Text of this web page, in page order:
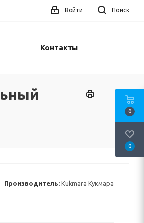
Поиск
Войти
Контакты
Производитель: Kukmara Кукмара
0
0